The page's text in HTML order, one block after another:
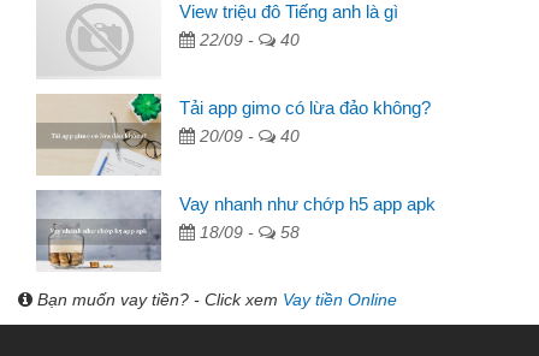
View triệu đô Tiếng anh là gì
22/09 - 40
Tải app gimo có lừa đảo không?
20/09 - 40
Vay nhanh như chớp h5 app apk
18/09 - 58
Bạn muốn vay tiền? - Click xem Vay tiền Online